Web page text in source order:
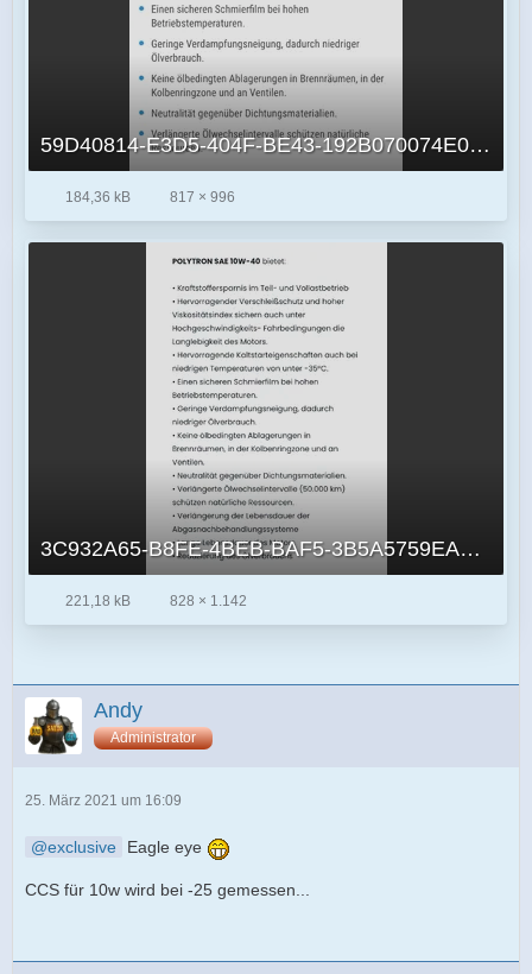
59D40814-E3D5-404F-BE43-192B070074E0.jpeg
184,36 kB 817 × 996
3C932A65-B8FE-4BEB-BAF5-3B5A5759EA4E.jpeg
221,18 kB 828 × 1.142
Andy
Administrator
25. März 2021 um 16:09
exclusive Eagle eye
CCS für 10w wird bei -25 gemessen...